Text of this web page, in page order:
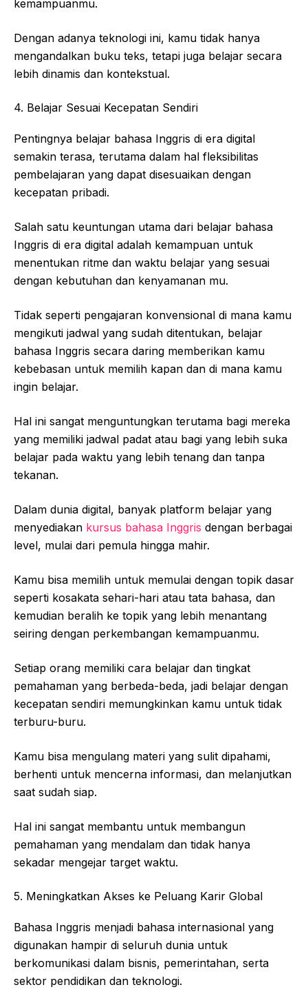
kemampuanmu.
Dengan adanya teknologi ini, kamu tidak hanya
mengandalkan buku teks, tetapi juga belajar secara
lebih dinamis dan kontekstual.
4. Belajar Sesuai Kecepatan Sendiri
Pentingnya belajar bahasa Inggris di era digital
semakin terasa, terutama dalam hal fleksibilitas
pembelajaran yang dapat disesuaikan dengan
kecepatan pribadi.
Salah satu keuntungan utama dari belajar bahasa
Inggris di era digital adalah kemampuan untuk
menentukan ritme dan waktu belajar yang sesuai
dengan kebutuhan dan kenyamanan mu.
Tidak seperti pengajaran konvensional di mana kamu
mengikuti jadwal yang sudah ditentukan, belajar
bahasa Inggris secara daring memberikan kamu
kebebasan untuk memilih kapan dan di mana kamu
ingin belajar.
Hal ini sangat menguntungkan terutama bagi mereka
yang memiliki jadwal padat atau bagi yang lebih suka
belajar pada waktu yang lebih tenang dan tanpa
tekanan.
Dalam dunia digital, banyak platform belajar yang
menyediakan kursus bahasa Inggris dengan berbagai
level, mulai dari pemula hingga mahir.
Kamu bisa memilih untuk memulai dengan topik dasar
seperti kosakata sehari-hari atau tata bahasa, dan
kemudian beralih ke topik yang lebih menantang
seiring dengan perkembangan kemampuanmu.
Setiap orang memiliki cara belajar dan tingkat
pemahaman yang berbeda-beda, jadi belajar dengan
kecepatan sendiri memungkinkan kamu untuk tidak
terburu-buru.
Kamu bisa mengulang materi yang sulit dipahami,
berhenti untuk mencerna informasi, dan melanjutkan
saat sudah siap.
Hal ini sangat membantu untuk membangun
pemahaman yang mendalam dan tidak hanya
sekadar mengejar target waktu.
5. Meningkatkan Akses ke Peluang Karir Global
Bahasa Inggris menjadi bahasa internasional yang
digunakan hampir di seluruh dunia untuk
berkomunikasi dalam bisnis, pemerintahan, serta
sektor pendidikan dan teknologi.